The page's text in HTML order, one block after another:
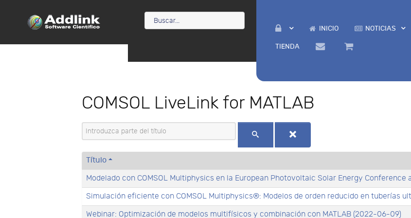
INICIO NOTICIAS
TIENDA
COMSOL LiveLink for MATLAB
Introduzca parte del título
Título
Modelado con COMSOL Multiphysics en la European Photovoltaic Solar Energy Conference
Simulación eficiente con COMSOL Multiphysics®: Modelos de orden reducido en tuberías
Webinar: Optimización de modelos multifísicos y combinación con MATLAB (2022-06-09)